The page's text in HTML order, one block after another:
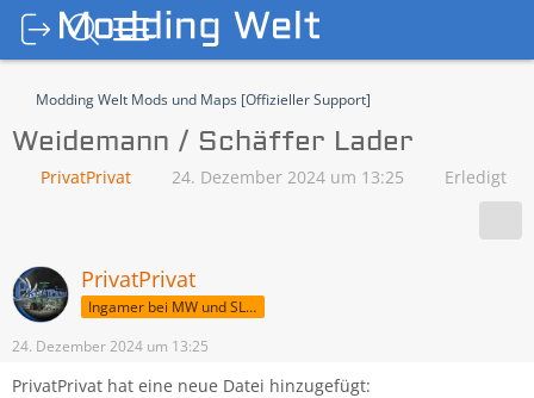
Modding Welt Mods und Maps [Offizieller Support]
Weidemann / Schäffer Lader
PrivatPrivat 24. Dezember 2024 um 13:25 Erledigt
PrivatPrivat
Ingamer bei MW und SLM
24. Dezember 2024 um 13:25
PrivatPrivat hat eine neue Datei hinzugefügt: